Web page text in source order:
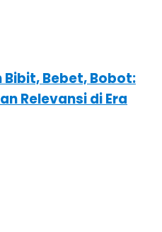
Bebet, Bobot:
Relevansi di Era